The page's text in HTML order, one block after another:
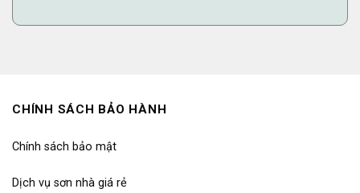
CHÍNH SÁCH BẢO HÀNH
Chính sách bảo mật
Dịch vụ sơn nhà giá rẻ